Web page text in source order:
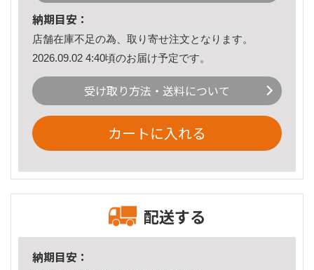
納期目安：
店舗在庫不足の為、取り寄せ注文となります。
2026.09.02 4:40頃のお届け予定です。
受け取り方法・送料について
カートに入れる
配送する
納期目安：